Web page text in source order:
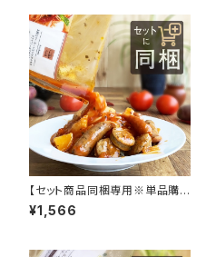
【セット商品同梱専用※単品購
入不可】3種のソーセージとジャ
ガイモのアラビアータ（辛口）
¥1,566